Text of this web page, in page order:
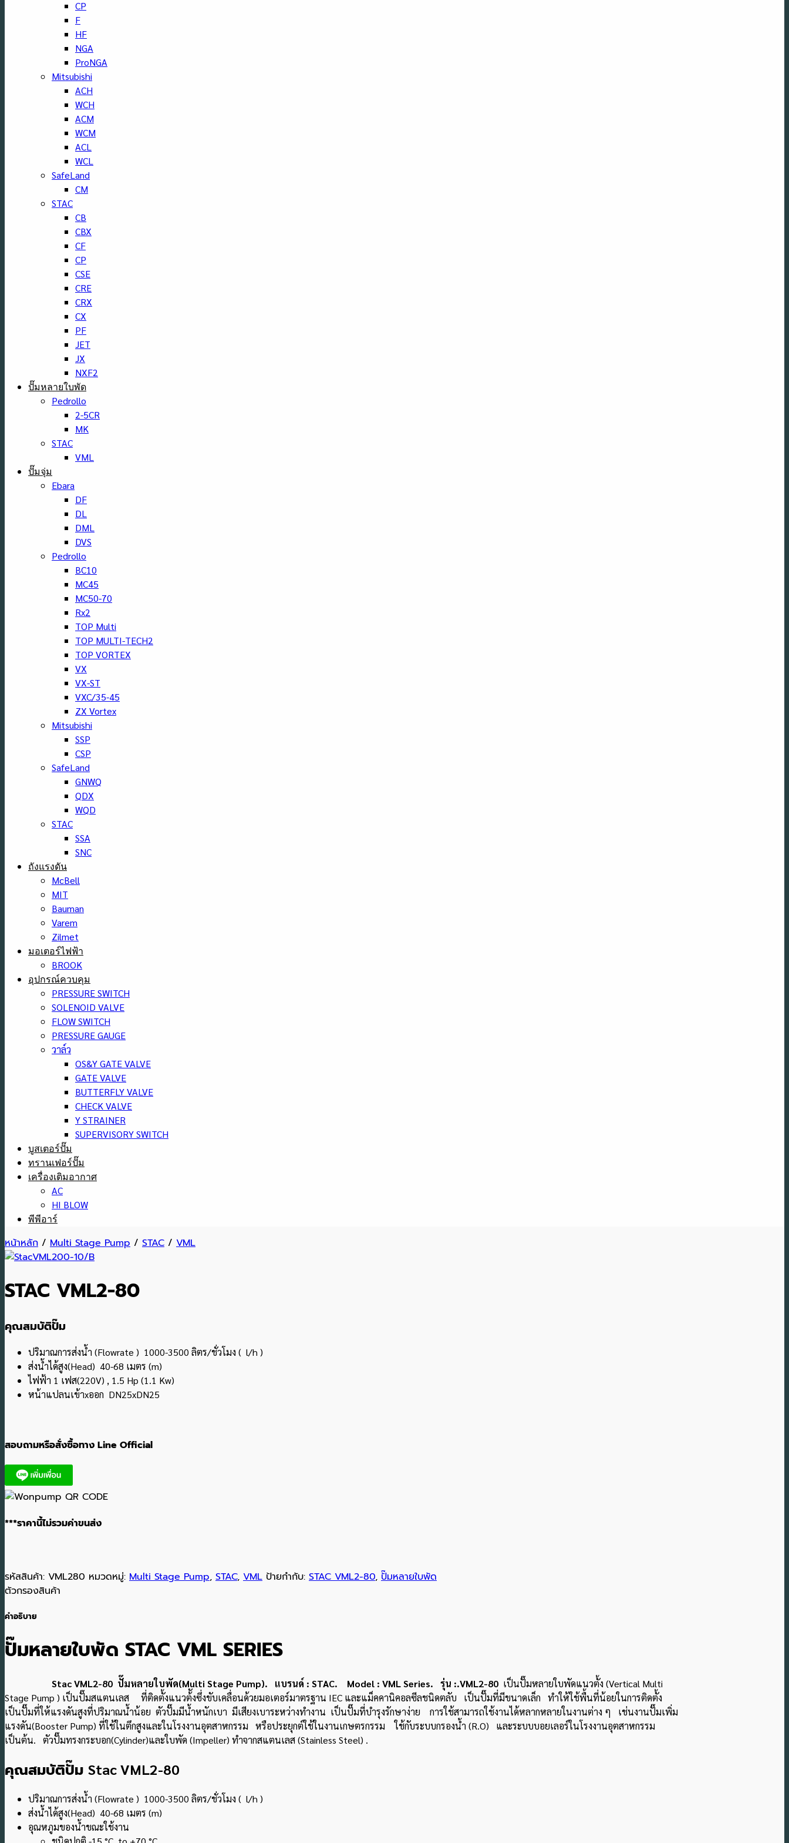
CP
F
HF
NGA
ProNGA
Mitsubishi
ACH
WCH
ACM
WCM
ACL
WCL
SafeLand
CM
STAC
CB
CBX
CF
CP
CSE
CRE
CRX
CX
PF
JET
JX
NXF2
ปั๊มหลายใบพัด
Pedrollo
2-5CR
MK
STAC
VML
ปั๊มจุ่ม
Ebara
DF
DL
DML
DVS
Pedrollo
BC10
MC45
MC50-70
Rx2
TOP Multi
TOP MULTI-TECH2
TOP VORTEX
VX
VX-ST
VXC/35-45
ZX Vortex
Mitsubishi
SSP
CSP
SafeLand
GNWQ
QDX
WQD
STAC
SSA
SNC
ถังแรงดัน
McBell
MIT
Bauman
Varem
Zilmet
มอเตอร์ไฟฟ้า
BROOK
อุปกรณ์ควบคุม
PRESSURE SWITCH
SOLENOID VALVE
FLOW SWITCH
PRESSURE GAUGE
วาล์ว
OS&Y GATE VALVE
GATE VALVE
BUTTERFLY VALVE
CHECK VALVE
Y STRAINER
SUPERVISORY SWITCH
บูสเตอร์ปั๊ม
ทรานเฟอร์ปั๊ม
เครื่องเติมอากาศ
AC
HI BLOW
พีพีอาร์
หน้าหลัก / Multi Stage Pump / STAC / VML
STAC VML2-80
คุณสมบัติปั๊ม
ปริมาณการส่งน้ำ (Flowrate ) 1000-3500 ลิตร/ชั่วโมง ( l/h )
ส่งน้ำได้สูง(Head) 40-68 เมตร (m)
ไฟฟ้า 1 เฟส(220V) , 1.5 Hp (1.1 Kw)
หน้าแปลนเข้าxออก DN25xDN25
สอบถามหรือสั่งซื้อทาง Line Official
***ราคานี้ไม่รวมค่าขนส่ง
รหัสสินค้า: VML280 หมวดหมู่: Multi Stage Pump, STAC, VML ป้ายกำกับ: STAC VML2-80, ปั๊มหลายใบพัด
ตัวกรองสินค้า
คำอธิบาย
ปั๊มหลายใบพัด STAC VML SERIES
Stac VML2-80 ปั๊มหลายใบพัด(Multi Stage Pump). แบรนด์ : STAC. Model : VML Series. รุ่น :.VML2-80 เป็นปั๊มหลายใบพัดแนวตั้ง (Vertical Multi
Stage Pump ) เป็นปั๊มสแตนเลส ที่ติดตั้งแนวต้ังซึ่งขับเคลื่อนด้วยมอเตอร์มาตรฐาน IEC และแม็คคานิคอลซีลชนิดตลับ เป็นปั๊มที่มีขนาดเล็ก ทำให้ใช้พื้นที่น้อยในการติดตั้ง
เป็นปั๊มที่ให้แรงดันสูงที่ปริมาณน้ําน้อย ตัวปั๊มมีน้ําหนักเบา มีเสียงเบาระหว่างทำงาน เป็นปั๊มที่บํารุงรักษาง่าย การใช้สามารถใช้งานได้หลากหลายในงานต่าง ๆ เช่นงานปั๊มเพิ่ม
แรงดัน(Booster Pump) ที่ใช้ในตึกสูงและในโรงงานอุตสาหกรรม หรือประยุกต์ใช้ในงานเกษตรกรรม ใช้กับระบบกรองน้ํา (R.O) และระบบบอยเลอร์ในโรงงานอุตสาหกรรม
เป็นต้น.
ตัวปั๊มทรงกระบอก(Cylinder)และใบพัด (Impeller) ทำจากสแตนเลส (Stainless Steel) .
คุณสมบัติปั๊ม Stac VML2-80
ปริมาณการส่งน้ำ (Flowrate ) 1000-3500 ลิตร/ชั่วโมง ( l/h )
ส่งน้ำได้สูง(Head) 40-68 เมตร (m)
อุณหภูมของน้ำขณะใช้งาน